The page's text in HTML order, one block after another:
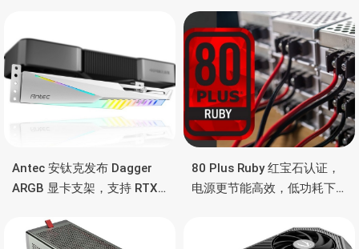
Antec 安钛克发布 Dagger
ARGB 显卡支架，支持 RTX
彩灯效
80 Plus Ruby 红宝石认证，
电源更节能高效，低功耗下